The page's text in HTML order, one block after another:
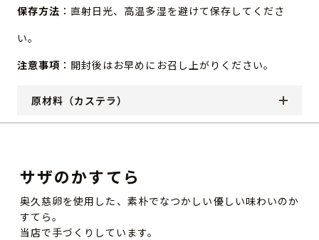
保存方法 ：直射日光、高温多湿を避けて保存してくださ
い。
注意事項 ：開封後はお早めにお召し上がりください。
原材料（カステラ）
サザのかすてら
奥久慈卵を使用した、素朴でなつかしい優しい味わいのか
すてら。
当店で手づくりしています。